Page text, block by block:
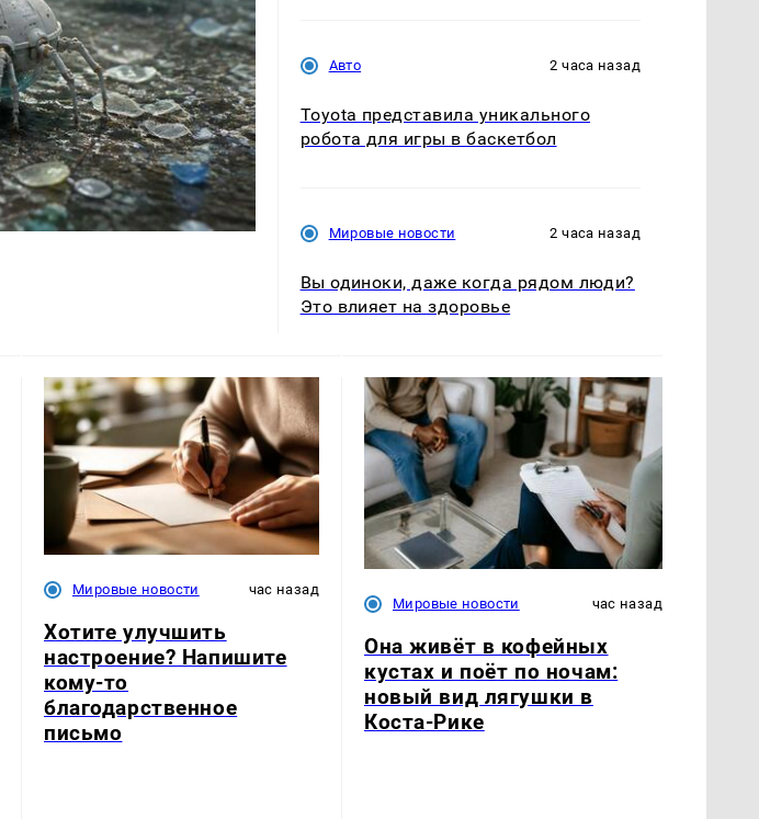
Авто 2 часа назад
Toyota представила уникального
робота для игры в баскетбол
Мировые новости 2 часа назад
Вы одиноки, даже когда рядом люди?
Это влияет на здоровье
Мировые новости час назад
Хотите улучшить
настроение? Напишите
кому-то
благодарственное
письмо
Мировые новости час назад
Она живёт в кофейных
кустах и поёт по ночам:
новый вид лягушки в
Коста-Рике